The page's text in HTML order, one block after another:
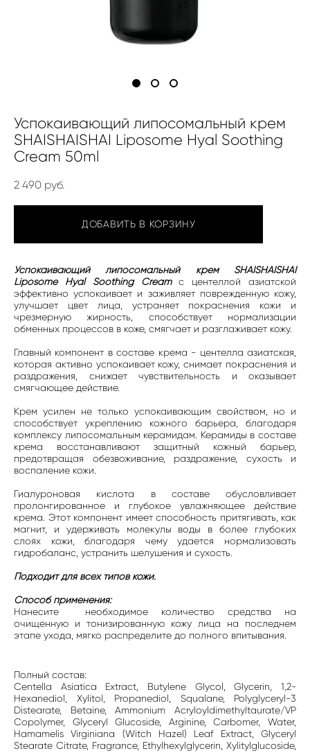
Успокаивающий липосомальный крем
SHAISHAISHAI Liposome Hyal Soothing
Cream 50ml
2 490 pуб.
ДОБАВИТЬ В КОРЗИНУ
Успокаивающий липосомальный крем SHAISHAISHAI
Liposome Hyal Soothing Creamс центеллой азиатской
эффективно успокаивает и заживляет поврежденную кожу,
улучшает цвет лица, устраняет покраснения кожи и
чрезмерную жирность, способствует нормализации
обменных процессов в коже, смягчает и разглаживает кожу.
Главный компонент в составе крема - центелла азиатская,
которая активно успокаивает кожу, снимает покраснения и
раздражения, снижает чувствительность и оказывает
смягчающее действие.
Крем усилен не только успокаивающим свойством, но и
способствует укреплению кожного барьера, благодаря
комплексу липосомальным керамидам. Керамиды в составе
крема восстанавливают защитный кожный барьер,
предотвращая обезвоживание, раздражение, сухость и
воспаление кожи.
Гиалуроновая кислота в составе обусловливает
пролонгированное и глубокое увлажняющее действие
крема. Этот компонент имеет способность притягивать, как
магнит, и удерживать молекулы воды в более глубоких
слоях кожи, благодаря чему удается нормализовать
гидробаланс, устранить шелушения и сухость.
Подходит для всех типов кожи.
Способ применения:
Нанесите необходимое количество средства на
очищенную и тонизированную кожу лица на последнем
этапе ухода, мягко распределите до полного впитывания.
Полный состав:
Centella Asiatica Extract, Butylene Glycol, Glycerin, 1,2-
Hexanediol, Xylitol, Propanediol, Squalane, Polyglyceryl-3
Distearate, Betaine, Ammonium Acryloyldimethyltaurate/VP
Copolymer, Glyceryl Glucoside, Arginine, Carbomer, Water,
Hamamelis Virginiana (Witch Hazel) Leaf Extract, Glyceryl
Stearate Citrate, Fragrance, Ethylhexylglycerin, Xylitylglucoside,